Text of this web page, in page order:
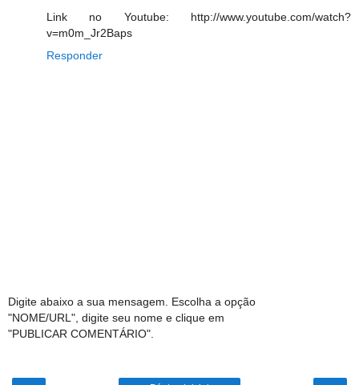
Link no Youtube: http://www.youtube.com/watch?
v=m0m_Jr2Baps
Responder
Digite abaixo a sua mensagem. Escolha a opção
"NOME/URL", digite seu nome e clique em
"PUBLICAR COMENTÁRIO".